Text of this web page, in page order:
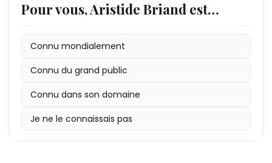
Pour vous, Aristide Briand est…
Connu mondialement
Connu du grand public
Connu dans son domaine
Je ne le connaissais pas